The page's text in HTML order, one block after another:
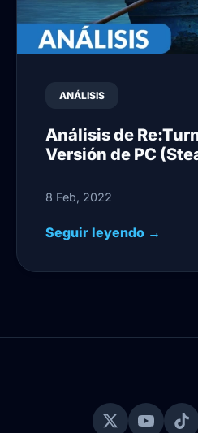
ANÁLISIS
Análisis de
Versión de PC
8 Feb, 2022
Seguir leyendo →